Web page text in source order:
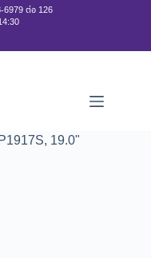
6979 ต่อ 126